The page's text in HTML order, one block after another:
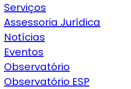
Serviços
Assessoria Jurídica
Notícias
Eventos
Observatório
Observatório ESP